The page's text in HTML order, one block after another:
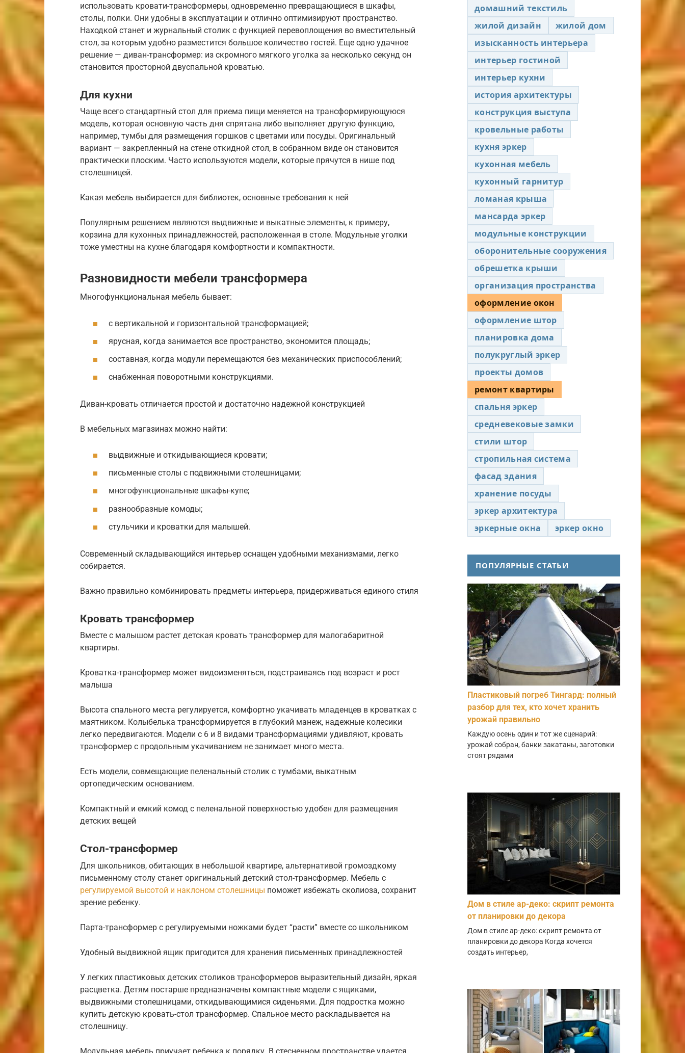
использовать кровати-трансформеры, одновременно превращающиеся в шкафы,
столы, полки. Они удобны в эксплуатации и отлично оптимизируют пространство.
Находкой станет и журнальный столик с функцией перевоплощения во вместительный
стол, за которым удобно разместится большое количество гостей. Еще одно удачное
решение — диван-трансформер: из скромного мягкого уголка за несколько секунд он
становится просторной двуспальной кроватью.
Для кухни
Чаще всего стандартный стол для приема пищи меняется на трансформирующуюся
модель, которая основную часть дня спрятана либо выполняет другую функцию,
например, тумбы для размещения горшков с цветами или посуды. Оригинальный
вариант — закрепленный на стене откидной стол, в собранном виде он становится
практически плоским. Часто используются модели, которые прячутся в нише под
столешницей.
Какая мебель выбирается для библиотек, основные требования к ней
Популярным решением являются выдвижные и выкатные элементы, к примеру,
корзина для кухонных принадлежностей, расположенная в столе. Модульные уголки
тоже уместны на кухне благодаря комфортности и компактности.
Разновидности мебели трансформера
Многофункциональная мебель бывает:
с вертикальной и горизонтальной трансформацией;
ярусная, когда занимается все пространство, экономится площадь;
составная, когда модули перемещаются без механических приспособлений;
снабженная поворотными конструкциями.
Диван-кровать отличается простой и достаточно надежной конструкцией
В мебельных магазинах можно найти:
выдвижные и откидывающиеся кровати;
письменные столы с подвижными столешницами;
многофункциональные шкафы-купе;
разнообразные комоды;
стульчики и кроватки для малышей.
Современный складывающийся интерьер оснащен удобными механизмами, легко
собирается.
Важно правильно комбинировать предметы интерьера, придерживаться единого стиля
Кровать трансформер
Вместе с малышом растет детская кровать трансформер для малогабаритной
квартиры.
Кроватка-трансформер может видоизменяться, подстраиваясь под возраст и рост
малыша
Высота спального места регулируется, комфортно укачивать младенцев в кроватках с
маятником. Колыбелька трансформируется в глубокий манеж, надежные колесики
легко передвигаются. Модели с 6 и 8 видами трансформациями удивляют, кровать
трансформер с продольным укачиванием не занимает много места.
Есть модели, совмещающие пеленальный столик с тумбами, выкатным
ортопедическим основанием.
Компактный и емкий комод с пеленальной поверхностью удобен для размещения
детских вещей
Стол-трансформер
Для школьников, обитающих в небольшой квартире, альтернативой громоздкому
письменному столу станет оригинальный детский стол-трансформер. Мебель с
регулируемой высотой и наклоном столешницы поможет избежать сколиоза, сохранит
зрение ребенку.
Парта-трансформер с регулируемыми ножками будет “расти” вместе со школьником
Удобный выдвижной ящик пригодится для хранения письменных принадлежностей
У легких пластиковых детских столиков трансформеров выразительный дизайн, яркая
расцветка. Детям постарше предназначены компактные модели с ящиками,
выдвижными столешницами, откидывающимися сиденьями. Для подростка можно
купить детскую кровать-стол трансформер. Спальное место раскладывается на
столешницу.
домашний текстиль
жилой дизайн
жилой дом
изысканность интерьера
интерьер гостиной
интерьер кухни
история архитектуры
конструкция выступа
кровельные работы
кухня эркер
кухонная мебель
кухонный гарнитур
ломаная крыша
мансарда эркер
модульные конструкции
оборонительные сооружения
обрешетка крыши
организация пространства
оформление окон
оформление штор
планировка дома
полукруглый эркер
проекты домов
ремонт квартиры
спальня эркер
средневековые замки
стили штор
стропильная система
фасад здания
хранение посуды
эркер архитектура
эркерные окна
эркер окно
ПОПУЛЯРНЫЕ СТАТЬИ
Пластиковый погреб Тингард: полный
разбор для тех, кто хочет хранить
урожай правильно
Каждую осень один и тот же сценарий:
урожай собран, банки закатаны, заготовки
стоят рядами
Дом в стиле ар-деко: скрипт ремонта
от планировки до декора
Дом в стиле ар-деко: скрипт ремонта от
планировки до декора Когда хочется
создать интерьер,